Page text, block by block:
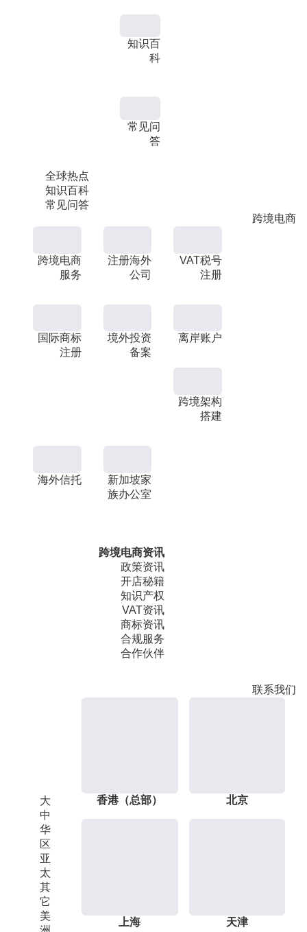
全球热点
知识百科
常见问答
知识百
科
常见问
答
跨境电商
跨境电商
服务
注册海外
公司
VAT税号
注册
国际商标
注册
境外投资
备案
离岸账户
跨境架构
搭建
海外信托
新加坡家
族办公室
跨境电商资讯
政策资讯
开店秘籍
知识产权
VAT资讯
商标资讯
合规服务
合作伙伴
联系我们
大
中
华
区
亚
太
其
它
美
香港（总部） 北京
上海 天津